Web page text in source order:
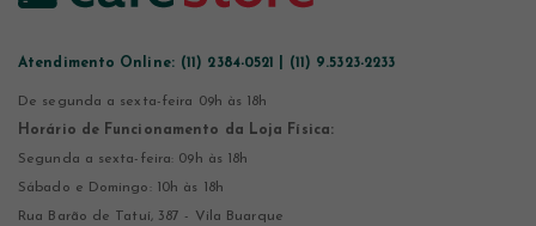
Atendimento Online: (11) 2384-0521 | (11) 9.5323-2233
De segunda a sexta-feira 09h às 18h
Horário de Funcionamento da Loja Física:
Segunda a sexta-feira: 09h às 18h
Sábado e Domingo: 10h às 18h
Rua Barão de Tatuí, 387 - Vila Buarque